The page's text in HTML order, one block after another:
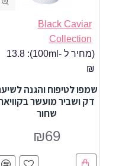
Black Caviar
Collection
(מחיר ל -100ml):
13.8
₪
שמפו לטיפוח והגנה
דק ושביר מועשר
שחור
₪69